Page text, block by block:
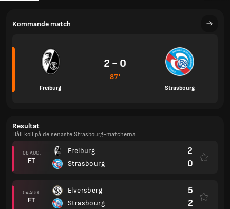
Kommande match
Freiburg
2 - 0
87'
Strasbourg
Resultat
Håll koll på de senaste Strasbourg-matcherna
08 AUG.
FT
Freiburg
Strasbourg
2
0
04 AUG.
FT
Elversberg
Strasbourg
5
2